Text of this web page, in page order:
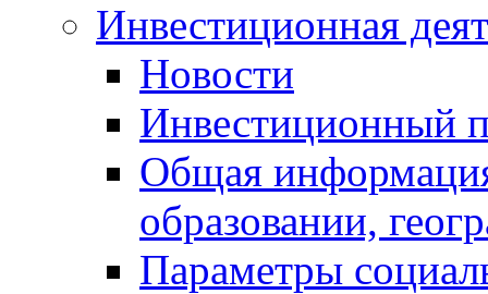
Инвестиционная
Новости
Инвестиционный
Общая
образовании,
Параметры